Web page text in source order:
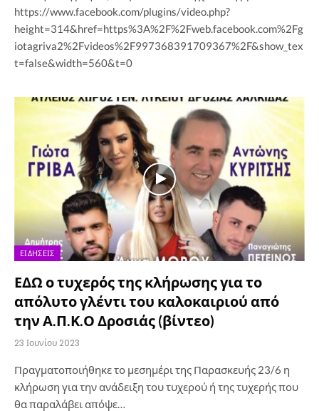
https://www.facebook.com/plugins/video.php?
height=314&href=https%3A%2F%2Fweb.facebook.com%2Fg
iotagriva2%2Fvideos%2F997368391709367%2F&show_tex
t=false&width=560&t=0
ΕΙΔΉΣΕΙΣ
ΕΔΩ ο τυχερός της κλήρωσης για το
απόλυτο γλέντι του καλοκαιριού από
την Α.Π.Κ.Ο Δροσιάς (βίντεο)
23 Ιουνίου 2023
Πραγματοποιήθηκε το μεσημέρι της Παρασκευής 23/6 η
κλήρωση για την ανάδειξη του τυχερού ή της τυχερής που
θα παραλάβει απόψε…